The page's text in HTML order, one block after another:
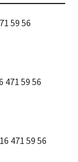
59 56
59 56
471 59 56